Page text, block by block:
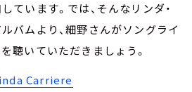
ています。では、そんなリンダ・
バムより、細野さんがソングライ
聴いていただきましょう。
Carriere